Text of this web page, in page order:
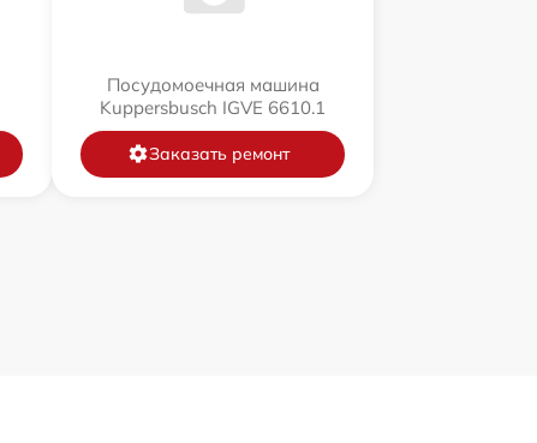
Посудомоечная машина
Kuppersbusch IGVE 6610.1
Заказать ремонт